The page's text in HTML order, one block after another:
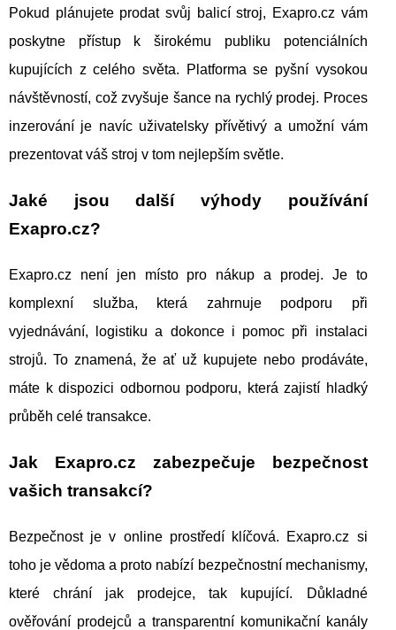
Pokud plánujete prodat svůj balicí stroj, Exapro.cz vám
poskytne přístup k širokému publiku potenciálních
kupujících z celého světa. Platforma se pyšní vysokou
návštěvností, což zvyšuje šance na rychlý prodej. Proces
inzerování je navíc uživatelsky přívětivý a umožní vám
prezentovat váš stroj v tom nejlepším světle.
Jaké jsou další výhody používání
Exapro.cz?
Exapro.cz není jen místo pro nákup a prodej. Je to
komplexní služba, která zahrnuje podporu při
vyjednávání, logistiku a dokonce i pomoc při instalaci
strojů. To znamená, že ať už kupujete nebo prodáváte,
máte k dispozici odbornou podporu, která zajistí hladký
průběh celé transakce.
Jak Exapro.cz zabezpečuje bezpečnost
vašich transakcí?
Bezpečnost je v online prostředí klíčová. Exapro.cz si
toho je vědoma a proto nabízí bezpečnostní mechanismy,
které chrání jak prodejce, tak kupující. Důkladné
ověřování prodejců a transparentní komunikační kanály